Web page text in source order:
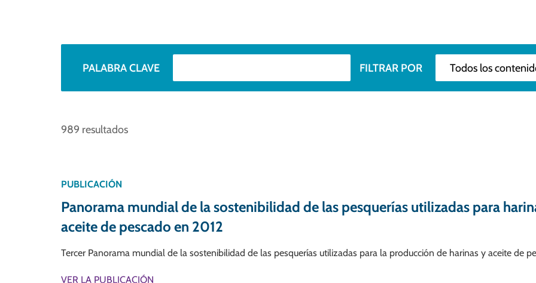
PALABRA CLAVE FILTRAR POR Todos los contenidos
989 resultados
PUBLICACIÓN
Panorama mundial de la sostenibilidad de las pesquerías utilizadas para
aceite de pescado en 2012
Tercer Panorama mundial de la sostenibilidad de las pesquerías utilizadas para la producción de harinas y aceite de
VER LA PUBLICACIÓN